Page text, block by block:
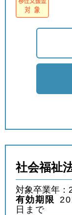
社会福祉
対象卒業年：
有効期限
日まで